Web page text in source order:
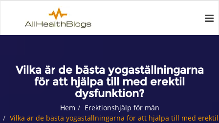
Vilka är de bästa yogaställningarna
för att hjälpa till med erektil
dysfunktion?
Hem
Erektionshjälp för män
Vilka är de bästa yogaställningarna för att hjälpa till med erektil